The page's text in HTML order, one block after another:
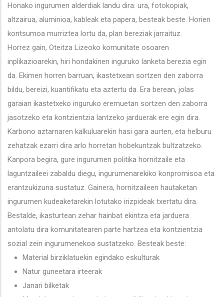
Honako ingurumen alderdiak landu dira: ura, fotokopiak,
altzairua, aluminioa, kableak eta papera, besteak beste. Horien
kontsumoa murriztea lortu da, plan bereziak jarraituz.
Horrez gain, Oteitza Lizeoko komunitate osoaren
inplikazioarekin, hiri hondakinen inguruko lanketa berezia egin
da. Ekimen horren barruan, ikastetxean sortzen den zaborra
bildu, bereizi, kuantifikatu eta aztertu da. Era berean, jolas
garaian ikastetxeko inguruko eremuetan sortzen den zaborra
jasotzeko eta kontzientzia lantzeko jarduerak ere egin dira.
Karbono aztarnaren kalkuluarekin hasi gara aurten, eta helburu
zehatzak ezarri dira arlo horretan hobekuntzak bultzatzeko.
Kanpora begira, gure ingurumen politika hornitzaile eta
laguntzaileei zabaldu diegu, ingurumenarekiko konpromisoa eta
erantzukizuna sustatuz. Gainera, hornitzaileen hautaketan
ingurumen kudeaketarekin lotutako irizpideak txertatu dira.
Bestalde, ikasturtean zehar hainbat ekintza eta jarduera
antolatu dira komunitatearen parte hartzea eta kontzientzia
sozial zein ingurumenekoa sustatzeko. Besteak beste:
Material birziklatuekin egindako eskulturak
Natur guneetara irteerak
Janari bilketak